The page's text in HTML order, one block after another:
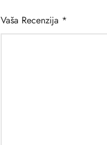
Vaša Recenzija *